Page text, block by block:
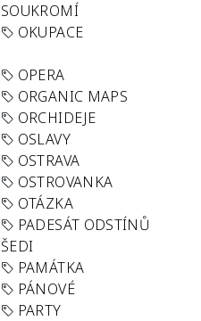
SOUKROMÍ
OKUPACE
OPERA
ORGANIC MAPS
ORCHIDEJE
OSLAVY
OSTRAVA
OSTROVANKA
OTÁZKA
PADESÁT ODSTÍNŮ
ŠEDI
PAMÁTKA
PÁNOVÉ
PARTY